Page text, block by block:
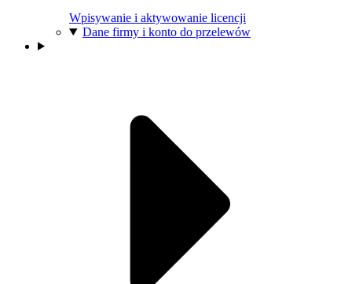
Wpisywanie i aktywowanie licencji
Dane firmy i konto do przelewów